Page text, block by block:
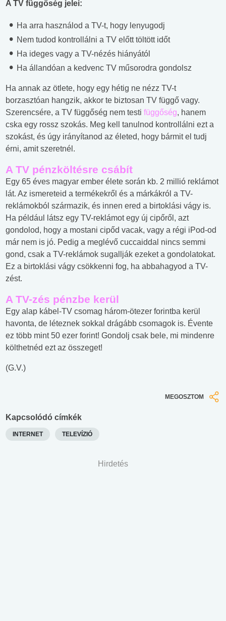
A TV függőség jelei:
Ha arra használod a TV-t, hogy lenyugodj
Nem tudod kontrollálni a TV előtt töltött időt
Ha ideges vagy a TV-nézés hiányától
Ha állandóan a kedvenc TV műsorodra gondolsz
Ha annak az ötlete, hogy egy hétig ne nézz TV-t
borzasztóan hangzik, akkor te biztosan TV függő vagy.
Szerencsére, a TV függőség nem testi függőség, hanem
cska egy rossz szokás. Meg kell tanulnod kontrollálni ezt a
szokást, és úgy irányítanod az életed, hogy bármit el tudj
érni, amit szeretnél.
A TV pénzköltésre csábít
Egy 65 éves magyar ember élete során kb. 2 millió reklámot
lát. Az ismereteid a termékekről és a márkákról a TV-
reklámokból származik, és innen ered a birtoklási vágy is.
Ha például látsz egy TV-reklámot egy új cipőről, azt
gondolod, hogy a mostani cipőd vacak, vagy a régi iPod-od
már nem is jó. Pedig a meglévő cuccaiddal nincs semmi
gond, csak a TV-reklámok sugallják ezeket a gondolatokat.
Ez a birtoklási vágy csökkenni fog, ha abbahagyod a TV-
zést.
A TV-zés pénzbe kerül
Egy alap kábel-TV csomag három-ötezer forintba kerül
havonta, de léteznek sokkal drágább csomagok is. Évente
ez több mint 50 ezer forint! Gondolj csak bele, mi mindenre
költhetnéd ezt az összeget!
(G.V.)
MEGOSZTOM
Kapcsolódó címkék
INTERNET TELEVÍZIÓ
Hirdetés